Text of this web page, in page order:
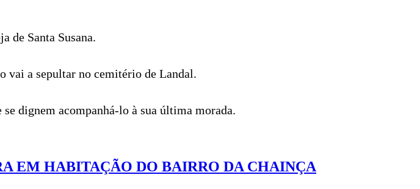
de Santa Susana.
vai a sepultar no cemitério de Landal.
se dignem acompanhá-lo à sua última morada.
EM HABITAÇÃO DO BAIRRO DA CHAINÇA